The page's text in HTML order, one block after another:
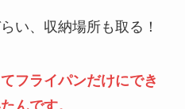
い、収納場所も取る！
フライパンだけにでき
んです。